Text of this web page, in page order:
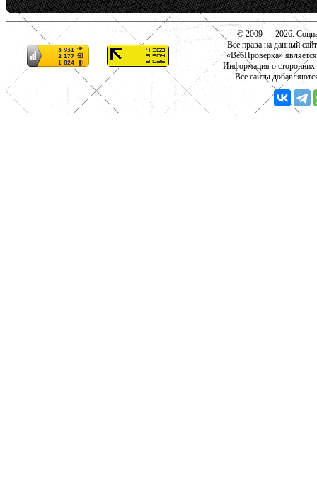
© 2009 — 2026.
Все права на данный
«ВебПроверка»
Информация о сторонних
Все сайты